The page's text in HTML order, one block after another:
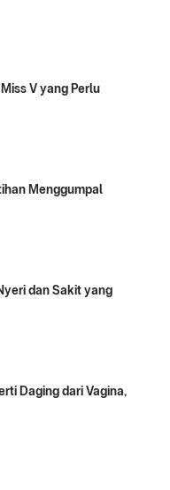
V yang Perlu
Menggumpal
dan Sakit yang
Daging dari Vagina,